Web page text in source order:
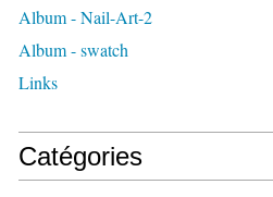
Album - Nail-Art-2
Album - swatch
Links
Catégories